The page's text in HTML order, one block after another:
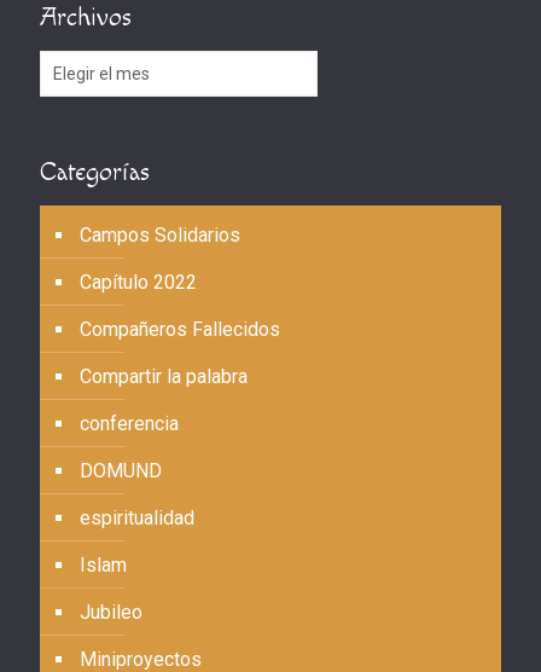
Archivos
Archivos
Categorías
Campos Solidarios
Capítulo 2022
Compañeros Fallecidos
Compartir la palabra
conferencia
DOMUND
espiritualidad
Islam
Jubileo
Miniproyectos